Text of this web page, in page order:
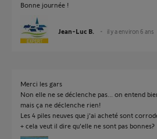
Bonne journée !
Jean-Luc B. il y a environ 6 ans
Merci les gars
Non elle ne se déclenche pas... on entend
mais ça ne déclenche rien!
Les 4 piles neuves que j'ai acheté sont
+ cela veut il dire qu'elle ne sont pas bonnes?